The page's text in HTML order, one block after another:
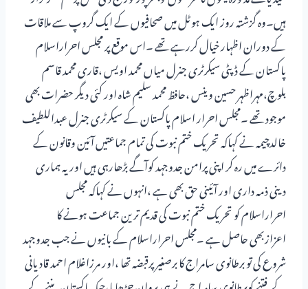
ہیں۔وہ گزشتہ روز ایک ہوٹل میں صحافیوں کے ایک گروپ سے ملاقات
کے دوران اظہار خیال کررہے تھے ۔اس موقع پر مجلس احراراسلام
پاکستان کے ڈپٹی سیکرٹری جنرل میاں محمد اویس ،قاری محمد قاسم
بلوچ،مہراظہر حسین وینس ،حافظ محمد سلیم شاہ اور کئی دیگر حضرات بھی
موجود تھے ۔مجلس احرار اسلام پاکستان کے سیکرٹری جنرل عبداللطیف
خالدچیمہ نے کہاکہ تحریک ختم نبوت کی تمام جماعتیں آئین وقانون کے
دائرے میں رہ کر اپنی پرامن جدوجہد کوآگے بڑھارہی ہیں اوریہ ہماری
دینی ذمہ داری اور آئینی حق بھی ہے ،انہوں نے کہاکہ مجلس
احراراسلام کو تحریک ختم نبوت کی قدیم ترین جماعت ہونے کا
اعزازبھی حاصل ہے ۔مجلس احراراسلام کے بانیوں نے جب جدوجہد
شروع کی تو برطانوی سامراج کا برصغیر پرقبضہ تھا ،اور مرزاغلام احمد قادیانی